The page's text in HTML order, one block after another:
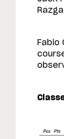
Fabio